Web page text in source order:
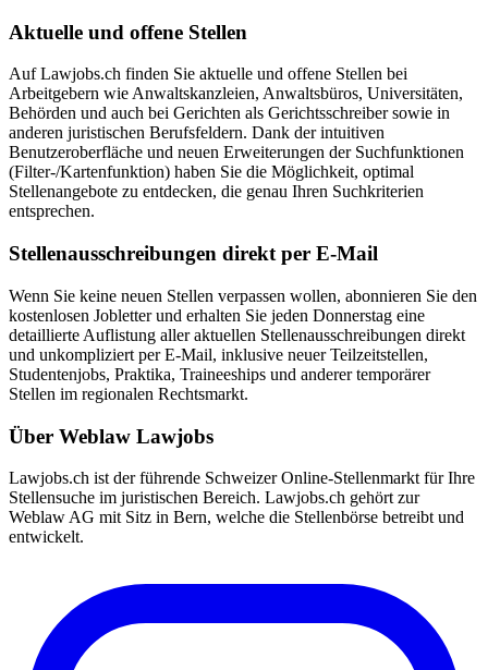
Aktuelle und offene Stellen
Auf Lawjobs.ch finden Sie aktuelle und offene Stellen bei
Arbeitgebern wie Anwaltskanzleien, Anwaltsbüros, Universitäten,
Behörden und auch bei Gerichten als Gerichtsschreiber sowie in
anderen juristischen Berufsfeldern. Dank der intuitiven
Benutzeroberfläche und neuen Erweiterungen der Suchfunktionen
(Filter-/Kartenfunktion) haben Sie die Möglichkeit, optimal
Stellenangebote zu entdecken, die genau Ihren Suchkriterien
entsprechen.
Stellenausschreibungen direkt per E-Mail
Wenn Sie keine neuen Stellen verpassen wollen, abonnieren Sie den
kostenlosen Jobletter und erhalten Sie jeden Donnerstag eine
detaillierte Auflistung aller aktuellen Stellenausschreibungen direkt
und unkompliziert per E-Mail, inklusive neuer Teilzeitstellen,
Studentenjobs, Praktika, Traineeships und anderer temporärer
Stellen im regionalen Rechtsmarkt.
Über Weblaw Lawjobs
Lawjobs.ch ist der führende Schweizer Online-Stellenmarkt für Ihre
Stellensuche im juristischen Bereich. Lawjobs.ch gehört zur
Weblaw AG mit Sitz in Bern, welche die Stellenbörse betreibt und
entwickelt.